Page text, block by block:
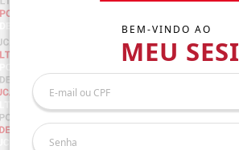
BEM-VINDO AO
MEU SESI